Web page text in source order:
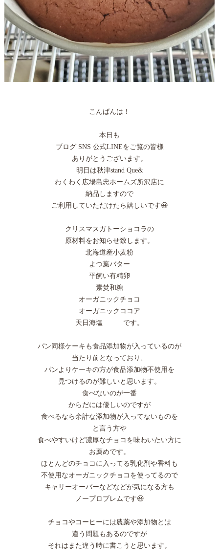
こんばんは！
本日も
ブログ SNS 公式LINEをご覧の皆様
ありがとうございます。
明日は秋津stand Que&
わくわく広場島忠ホームズ所沢店に
納品しますので
ご利用していただけたら嬉しいです😃
クリスマスガトーショコラの
原材料をお知らせ致します。
北海道産小麦粉
よつ葉バター
平飼い有精卵
素焚和糖
オーガニックチョコ
オーガニックココア
天日海塩 です。
パン同様ケーキも食品添加物が入っているのが
当たり前となっており、
パンよりケーキの方が食品添加物不使用を
見つけるのが難しいと思います。
食べないのが一番
からだには優しいのですが
食べるなら余計な添加物が入ってないものを
と言う方や
食べやすいけど濃厚なチョコを味わいたい方に
お薦めです。
ほとんどのチョコに入ってる乳化剤や香料も
不使用なオーガニックチョコを使ってるので
キャリーオーバーなどなどが気になる方も
ノープロブレムです😃
チョコやコーヒーには農薬や添加物とは
違う問題もあるのですが
それはまた違う時に書こうと思います。